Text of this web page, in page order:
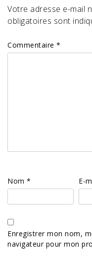
Votre adresse e-mail
obligatoires sont
Commentaire *
Nom * E-
Enregistrer mon nom,
navigateur pour mon